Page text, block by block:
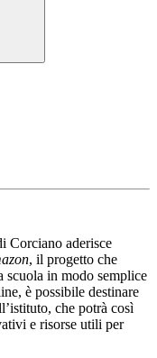
Corciano aderisce
, il progetto che
scuola in modo semplice
è possibile destinare
che potrà così
e risorse utili per